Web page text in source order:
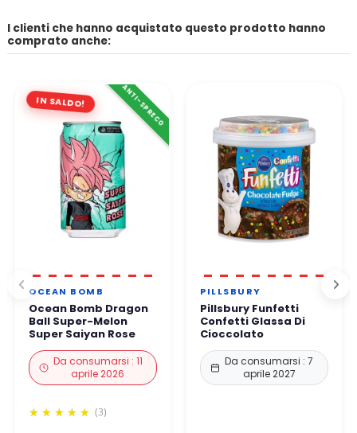
I clienti che hanno acquistato questo prodotto hanno
comprato anche:
IN SALDO! ANTI-SPRECO
OCEAN BOMB
Ocean Bomb Dragon
Ball Super-Melon
Super Saiyan Rose
Da consumarsi : 11
aprile 2026
(3)
PILLSBURY
Pillsbury Funfetti
Confetti Glassa Di
Cioccolato
Da consumarsi : 7
aprile 2027